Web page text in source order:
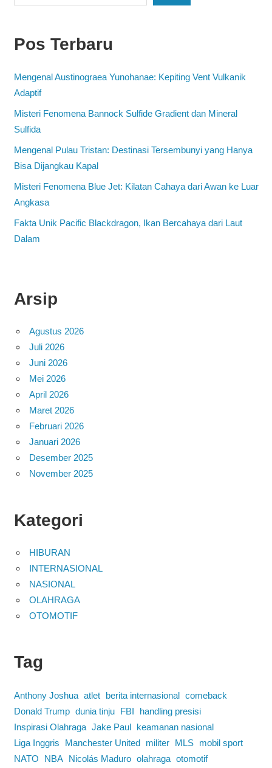
Pos Terbaru
Mengenal Austinograea Yunohanae: Kepiting Vent Vulkanik
Adaptif
Misteri Fenomena Bannock Sulfide Gradient dan Mineral
Sulfida
Mengenal Pulau Tristan: Destinasi Tersembunyi yang Hanya
Bisa Dijangkau Kapal
Misteri Fenomena Blue Jet: Kilatan Cahaya dari Awan ke Luar
Angkasa
Fakta Unik Pacific Blackdragon, Ikan Bercahaya dari Laut
Dalam
Arsip
Agustus 2026
Juli 2026
Juni 2026
Mei 2026
April 2026
Maret 2026
Februari 2026
Januari 2026
Desember 2025
November 2025
Kategori
HIBURAN
INTERNASIONAL
NASIONAL
OLAHRAGA
OTOMOTIF
Tag
Anthony Joshua atlet berita internasional comeback
Donald Trump dunia tinju FBI
handling presisi
Inspirasi Olahraga Jake Paul
keamanan nasional
Liga Inggris
Manchester United militer MLS
mobil sport
NATO
NBA Nicolás Maduro olahraga otomotif